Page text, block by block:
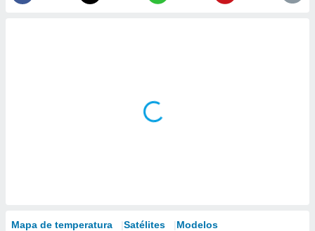
Mapa de temperatura Satélites Modelos